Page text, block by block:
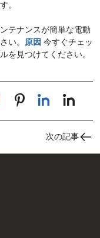
。
テナンスが簡単な電動
い。 原因 今すぐチェッ
を見つけてください。
次の記事